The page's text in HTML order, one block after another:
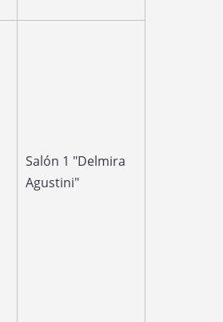
Salón 1 "Delmira
Agustini"